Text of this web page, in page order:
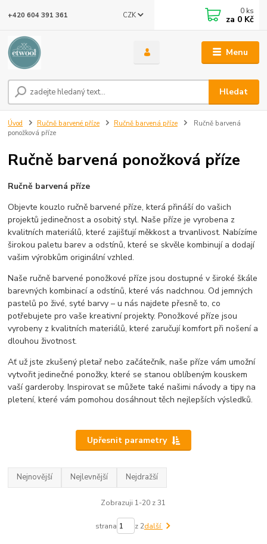
Menu
CZK
Hledat
+420 604 391 361 0 ks
za 0 Kč
Úvod Ručně barvené příze Ručně barvená příze
Ručně barvená
ponožková příze
Ručně barvená ponožková příze
Ručně barvená příze
Objevte kouzlo ručně barvené příze, která přináší do vašich
projektů jedinečnost a osobitý styl. Naše příze je vyrobena z
kvalitních materiálů, které zajišťují měkkost a trvanlivost. Nabízíme
širokou paletu barev a odstínů, které se skvěle kombinují a dodají
vašim výrobkům originální vzhled.
Naše ručně barvené ponožkové příze jsou dostupné v široké škále
barevných kombinací a odstínů, které vás nadchnou. Od jemných
pastelů po živé, syté barvy – u nás najdete přesně to, co
potřebujete pro vaše kreativní projekty. Ponožkové příze jsou
vyrobeny z kvalitních materiálů, které zaručují komfort při nošení a
dlouhou životnost.
Ať už jste zkušený pletař nebo začátečník, naše příze vám umožní
vytvořit jedinečné ponožky, které se stanou oblíbeným kouskem
vaší garderoby. Inspirovat se můžete také našimi návody a tipy na
pletení, které vám pomohou dosáhnout těch nejlepších výsledků.
Upřesnit parametry
Nejnovější Nejlevnější Nejdražší
Zobrazuji 1-20 z 31
strana z 2další